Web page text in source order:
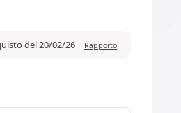
del 20/02/26 Rapporto